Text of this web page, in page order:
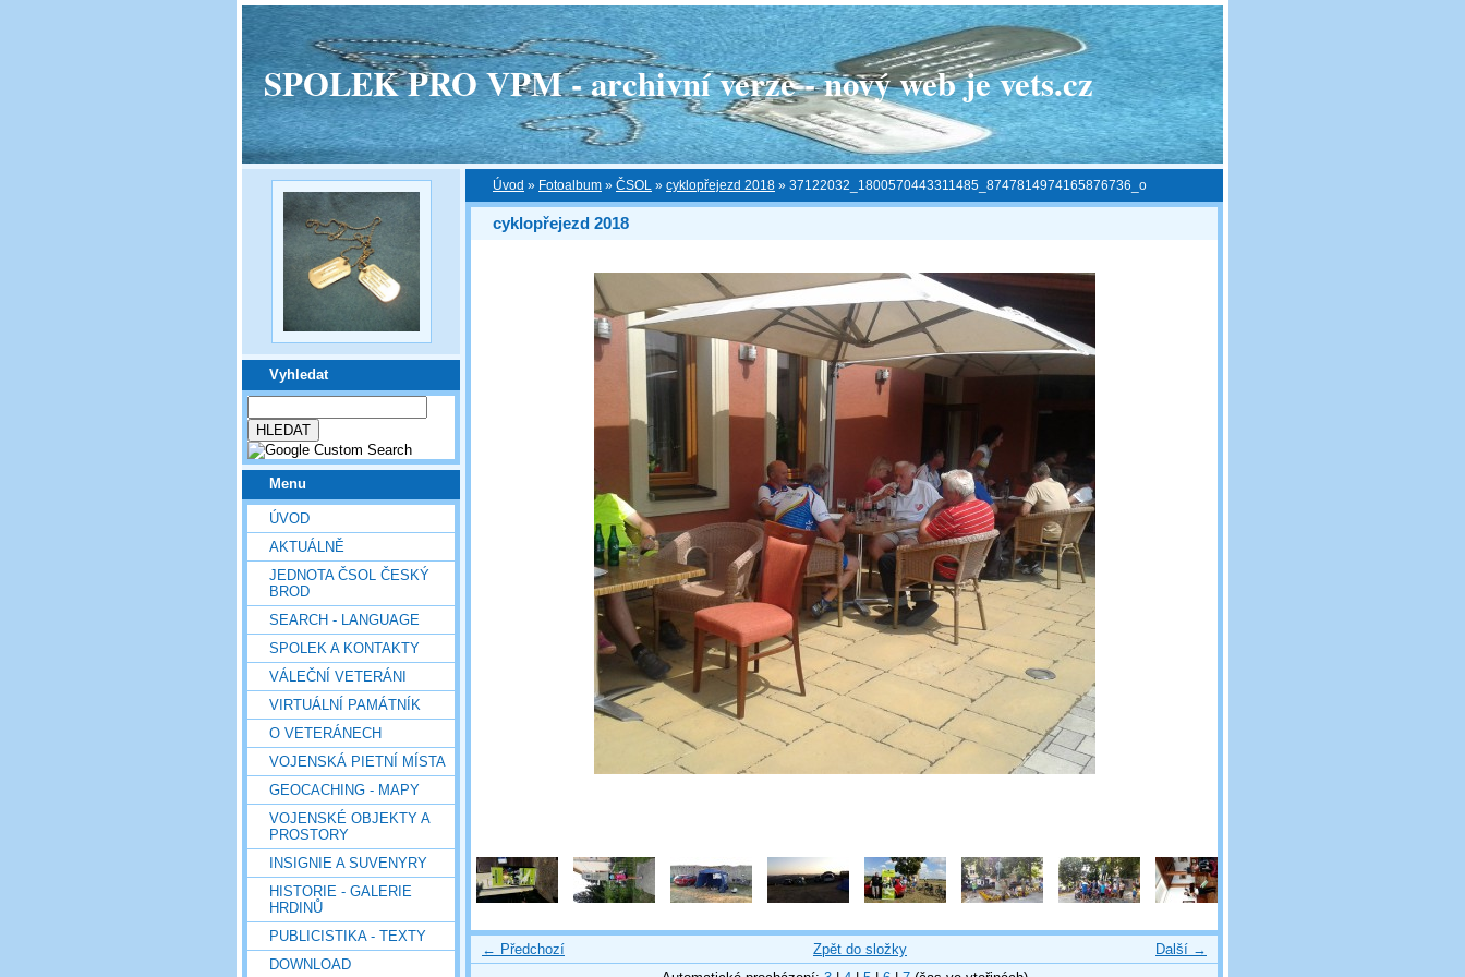
SPOLEK PRO VPM - archivní verze - nový web je vets.cz
Vyhledat
Menu
ÚVOD
AKTUÁLNĚ
JEDNOTA ČSOL ČESKÝ
BROD
SEARCH - LANGUAGE
SPOLEK A KONTAKTY
VÁLEČNÍ VETERÁNI
VIRTUÁLNÍ PAMÁTNÍK
O VETERÁNECH
VOJENSKÁ PIETNÍ MÍSTA
GEOCACHING - MAPY
VOJENSKÉ OBJEKTY A
PROSTORY
INSIGNIE A SUVENYRY
HISTORIE - GALERIE
HRDINŮ
PUBLICISTIKA - TEXTY
DOWNLOAD
Úvod » Fotoalbum » ČSOL » cyklopřejezd 2018 » 37122032_1800570443311485_8747814974165876736_o
cyklopřejezd 2018
← Předchozí Další →
Zpět do složky